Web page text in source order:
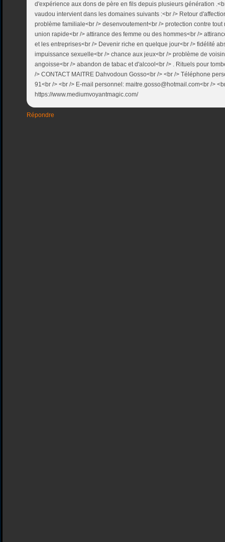
d'expérience aux dons de père en fils depuis plusieurs génération
vaudou intervient dans les domaines suivants :<br /> Retour
problème familiale<br /> desenvoutement<br /> protection contre
union rapide<br /> attirance des femme ou des hommes<br />
et les entreprises<br /> Devenir riche en quelque jour<br /> fidélité
impuissance sexuelle<br /> chance aux jeux<br /> problème de
angoisse<br /> abandon de tabac et d'alcool<br /> . Rituels pour
/> CONTACT MAITRE Dahvodoun Gosso<br /> <br /> Téléphone
91<br /> <br /> E-mail personnel: maitre.gosso@hotmail.com<br />
https://www.mediumvoyantmagic.com/
Répondre